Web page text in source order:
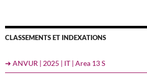
CLASSEMENTS ET INDEXATIONS
➔ ANVUR | 2025 | IT | Area 13 S